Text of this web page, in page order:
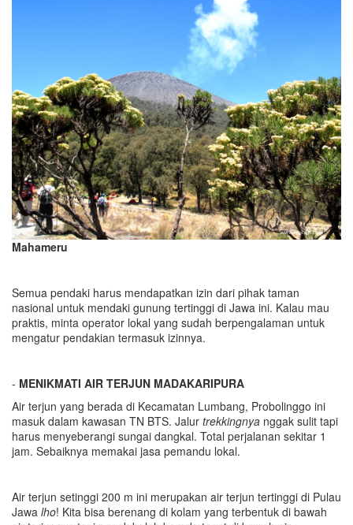
Mahameru
Semua pendaki harus mendapatkan izin dari pihak taman
nasional untuk mendaki gunung tertinggi di Jawa ini. Kalau mau
praktis, minta operator lokal yang sudah berpengalaman untuk
mengatur pendakian termasuk izinnya.
- MENIKMATI AIR TERJUN MADAKARIPURA
Air terjun yang berada di Kecamatan Lumbang, Probolinggo ini
masuk dalam kawasan TN BTS. Jalur trekkingnya nggak sulit tapi
harus menyeberangi sungai dangkal. Total perjalanan sekitar 1
jam. Sebaiknya memakai jasa pemandu lokal.
Air terjun setinggi 200 m ini merupakan air terjun tertinggi di Pulau
Jawa lho! Kita bisa berenang di kolam yang terbentuk di bawah